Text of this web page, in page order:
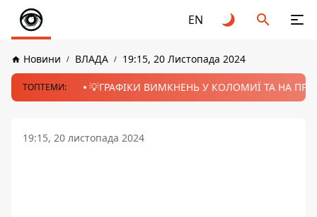
EN
Новини ВЛАДА 19:15, 20 Листопада 2024
ТОПТЕМИ: 💡ГРАФІКИ ВИМКНЕНЬ У КОЛОМИЇ ТА НА
19:15, 20 листопада 2024